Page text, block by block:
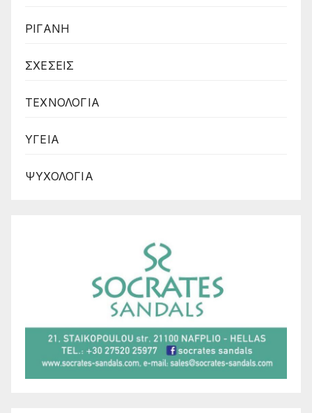
ΡΙΓΑΝΗ
ΣΧΕΣΕΙΣ
ΤΕΧΝΟΛΟΓΙΑ
ΥΓΕΙΑ
ΨΥΧΟΛΟΓΙΑ